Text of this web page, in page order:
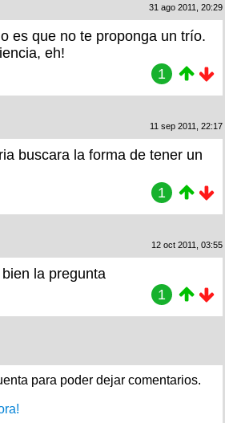
31 ago 2011, 20:29
es que no te proponga un trío.
eh!
1
11 sep 2011, 22:17
buscara la forma de tener un
1
12 oct 2011, 03:55
la pregunta
1
para poder dejar comentarios.